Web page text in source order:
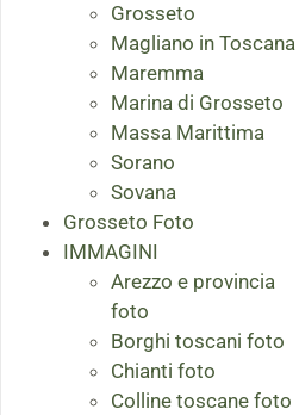
Grosseto
Magliano in Toscana
Maremma
Marina di Grosseto
Massa Marittima
Sorano
Sovana
Grosseto Foto
IMMAGINI
Arezzo e provincia
foto
Borghi toscani foto
Chianti foto
Colline toscane foto